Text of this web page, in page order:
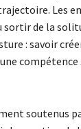
Les
de la
: savoir
soutenus